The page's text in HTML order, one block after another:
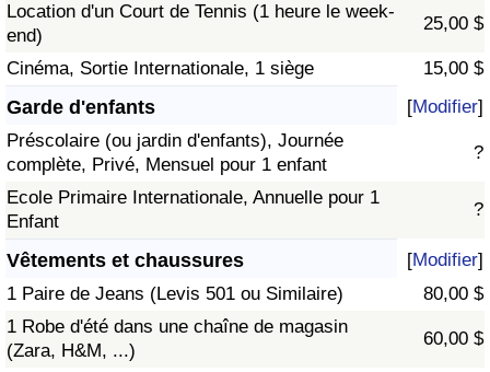
Location d'un Court de Tennis (1 heure le week-
end)
25,00 $
Cinéma, Sortie Internationale, 1 siège 15,00 $
Garde d'enfants [Modifier]
Préscolaire (ou jardin d'enfants), Journée
complète, Privé, Mensuel pour 1 enfant
?
Ecole Primaire Internationale, Annuelle pour 1
Enfant
?
Vêtements et chaussures [Modifier]
1 Paire de Jeans (Levis 501 ou Similaire)
80,00 $
1 Robe d'été dans une chaîne de magasin
(Zara, H&M, ...)
60,00 $